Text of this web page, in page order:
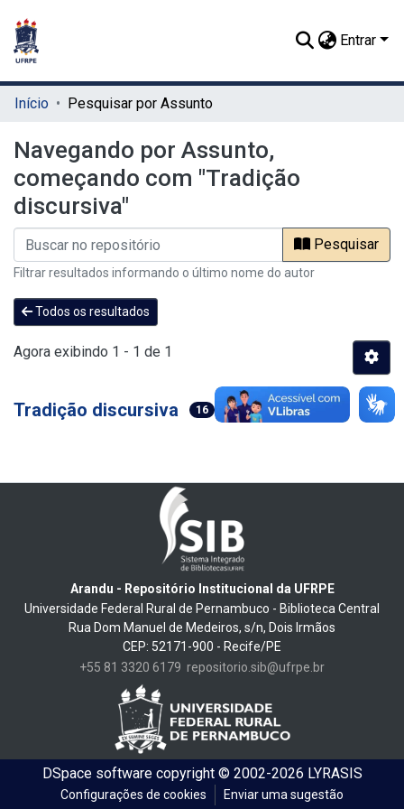
Entrar
Início Pesquisar por Assunto
Navegando por Assunto,
começando com "Tradição
discursiva"
Pesquisar
Filtrar resultados informando o último nome do autor
Todos os resultados
Agora exibindo 1 - 1 de 1
Tradição discursiva 16
Arandu - Repositório Institucional da UFRPE
Universidade Federal Rural de Pernambuco - Biblioteca Central
Rua Dom Manuel de Medeiros, s/n, Dois Irmãos
CEP: 52171-900 - Recife/PE
+55 81 3320 6179 repositorio.sib@ufrpe.br
DSpace softwarecopyright © 2002-2026 LYRASIS
Configurações de cookies Enviar uma sugestão